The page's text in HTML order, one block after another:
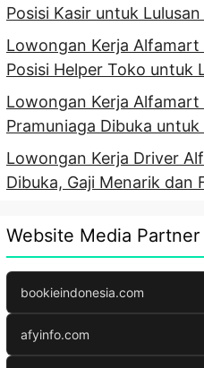
Posisi Kasir untuk Lulusan
Lowongan Kerja
Posisi Helper Toko untuk
Lowongan Kerja
Pramuniaga Dibuka untuk
Lowongan Kerja Driver
Dibuka, Gaji Menarik dan
Website Media Partner
bookieindonesia.com
afyinfo.com